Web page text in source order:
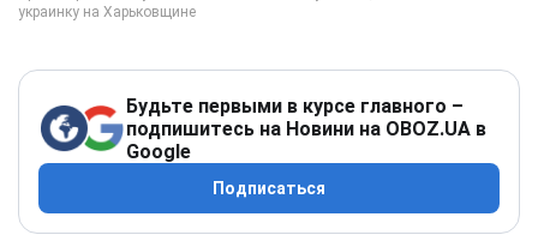
Будьте первыми в курсе главного –
подпишитесь на Новини на OBOZ.UA в
Google
Подписаться